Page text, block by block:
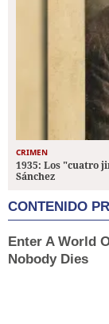
CRIMEN
1935: Los "cuatro
Sánchez
CONTENIDO
Enter A World
Nobody Dies